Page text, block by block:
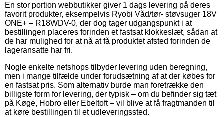
En stor portion webbutikker giver 1 dags levering på deres
favorit produkter, eksempelvis Ryobi Våd/tør- støvsuger 18V
ONE+ – R18WDV-0, der dog tager udgangspunkt i at
bestillingen placeres forinden et fastsat klokkeslæt, sådan at
de har mulighed for at nå at få produktet afsted forinden de
lageransatte har fri.
Nogle enkelte netshops tilbyder levering uden beregning,
men i mange tilfælde under forudsætning af at der købes for
en fastsat pris. Som alternativ burde man foretrække den
billigste form for levering, der typisk – om du befinder sig tæt
på Køge, Hobro eller Ebeltoft – vil blive at få fragtmanden til
at køre bestillingen til et udleveringssted.